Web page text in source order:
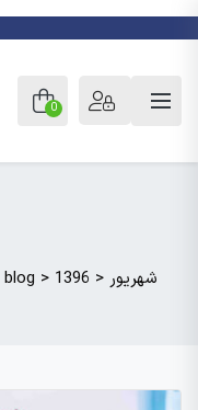
0
blog > 1396 > شهریور